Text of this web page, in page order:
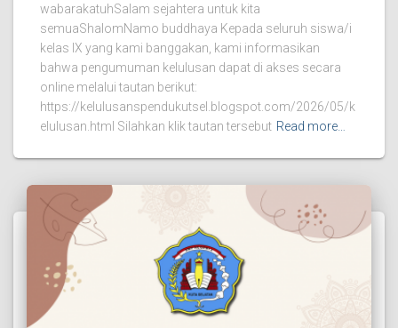
wabarakatuhSalam sejahtera untuk kita
semuaShalomNamo buddhaya Kepada seluruh siswa/i
kelas IX yang kami banggakan, kami informasikan
bahwa pengumuman kelulusan dapat di akses secara
online melalui tautan berikut:
https://kelulusanspendukutsel.blogspot.com/2026/05/k
elulusan.html Silahkan klik tautan tersebut Read more…